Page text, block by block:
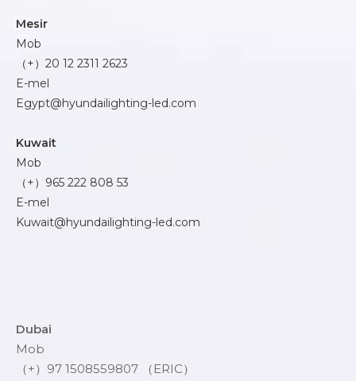
Mesir
Mob
（+）20 12 2311 2623
E-mel
Egypt@hyundailighting-led.com
Kuwait
Mob
（+）965 222 808 53
E-mel
Kuwait@hyundailighting-led.com
Dubai
Mob
（+）97 1508559807 （ERIC）